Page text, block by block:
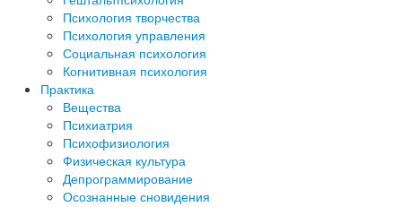
Психология творчества
Психология управления
Социальная психология
Когнитивная психология
Практика
Вещества
Психиатрия
Психофизиология
Физическая культура
Депрограммирование
Осознанные сновидения